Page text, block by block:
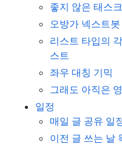
좋지 않은 태스
오방가 넥스트봇
리스트 타입의
스트
좌우 대칭 기믹
그래도 아직은
일정
매일 글 공유 일
이전 글 쓰는 날